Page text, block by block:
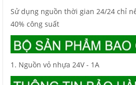
Sử dụng nguồn thời gian 24/24 chỉ
40% công suất
1. Nguồn vỏ nhựa 24V - 1A